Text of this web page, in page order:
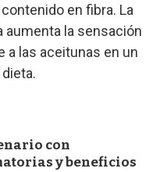
en fibra. La
aumenta la sensación
a las aceitunas en un
con
y beneficios